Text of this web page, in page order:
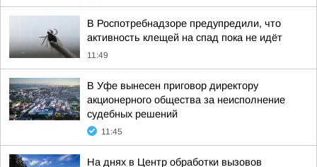
В Роспотребнадзоре предупредили, что
активность клещей на спад пока не идёт
11:49
В Уфе вынесен приговор директору
акционерного общества за неисполнение
судебных решений
11:45
На днях в Центр обработки вызовов